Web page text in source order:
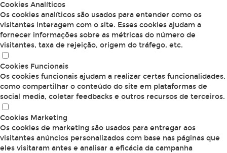
Cookies Analíticos
Os cookies analíticos são usados para entender como os
visitantes interagem com o site. Esses cookies ajudam a
fornecer informações sobre as métricas do número de
visitantes, taxa de rejeição, origem do tráfego, etc.
Cookies Funcionais
Os cookies funcionais ajudam a realizar certas funcionalidades,
como compartilhar o conteúdo do site em plataformas de
social media, coletar feedbacks e outros recursos de terceiros.
Cookies Marketing
Os cookies de marketing são usados para entregar aos
visitantes anúncios personalizados com base nas páginas que
eles visitaram antes e analisar a eficácia da campanha